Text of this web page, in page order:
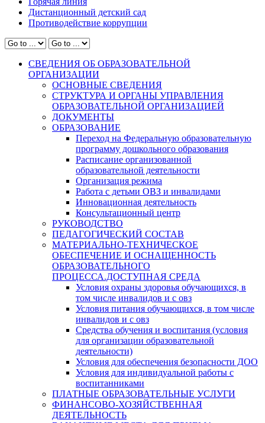
Дистанционный детский сад
Противодействие коррупции
СВЕДЕНИЯ ОБ ОБРАЗОВАТЕЛЬНОЙ
ОРГАНИЗАЦИИ
ОСНОВНЫЕ СВЕДЕНИЯ
СТРУКТУРА И ОРГАНЫ УПРАВЛЕНИЯ
ОБРАЗОВАТЕЛЬНОЙ ОРГАНИЗАЦИЕЙ
ДОКУМЕНТЫ
ОБРАЗОВАНИЕ
Переход на Федеральную образовательную
программу дошкольного образования
Расписание организованной
образовательной деятельности
Организация режима
Работа с детьми ОВЗ и инвалидами
Инновационная деятельность
Консультационный центр
РУКОВОДСТВО
ПЕДАГОГИЧЕСКИЙ СОСТАВ
МАТЕРИАЛЬНО-ТЕХНИЧЕСКОЕ
ОБЕСПЕЧЕНИЕ И ОСНАЩЕННОСТЬ
ОБРАЗОВАТЕЛЬНОГО
ПРОЦЕССА.ДОСТУПНАЯ СРЕДА
Условия охраны здоровья обучающихся, в
том числе инвалидов и с овз
Условия питания обучающихся, в том числе
инвалидов и с овз
Средства обучения и воспитания (условия
для организации образовательной
деятельности)
Условия для обеспечения безопасности ДОО
Условия для индивидуальной работы с
воспитанниками
ПЛАТНЫЕ ОБРАЗОВАТЕЛЬНЫЕ УСЛУГИ
ФИНАНСОВО-ХОЗЯЙСТВЕННАЯ
ДЕЯТЕЛЬНОСТЬ